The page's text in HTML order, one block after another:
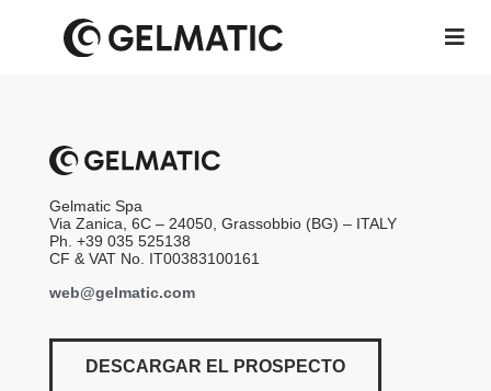
Gelmatic Spa
Via Zanica, 6C – 24050, Grassobbio (BG) – ITALY
Ph. +39 035 525138
CF & VAT No. IT00383100161
web@gelmatic.com
DESCARGAR EL PROSPECTO